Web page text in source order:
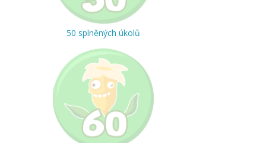
50 splněných úkolů